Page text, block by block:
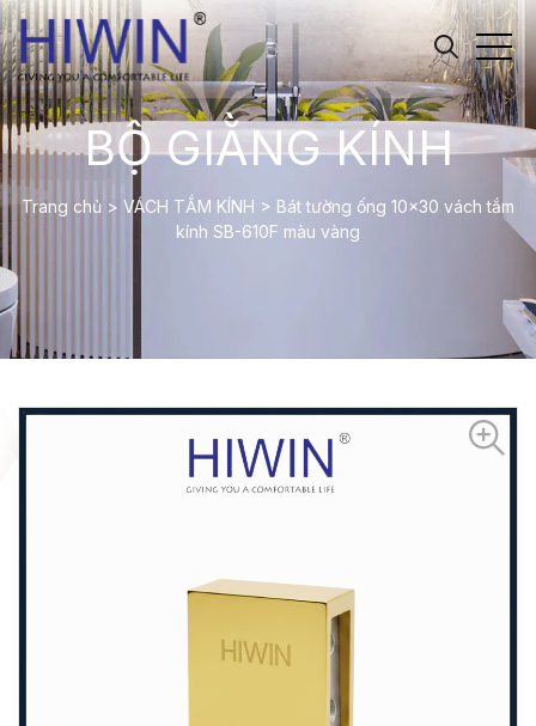
BỘ GIẰNG KÍNH
Trang chủ > VÁCH TẮM KÍNH > Bát tường ống 10×30 vách tắm
kính SB-610F màu vàng